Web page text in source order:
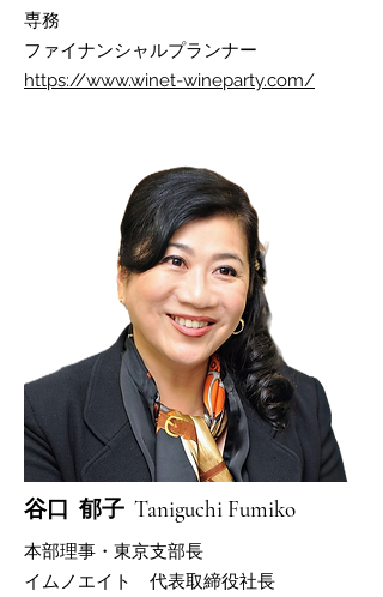
​専務
​ファイナンシャルプランナー
https://www.winet-wineparty.com/
​谷口 郁子 Taniguchi Fumiko
​本部理事・東京支部長
​イムノエイト 代表取締役社長